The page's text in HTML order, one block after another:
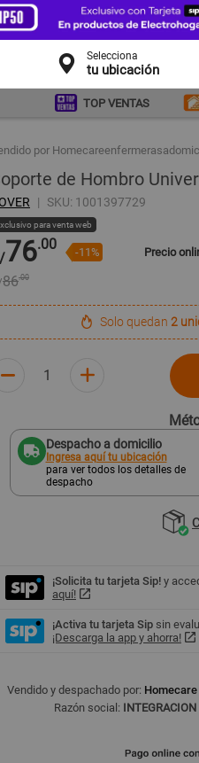
Selecciona
tu ubicación
TOP VENTAS
por
de Hombro
SKU: 1001397729
para venta web
76.00 -11% Precio
86.00
Solo quedan2
Despacho a domicilio
Ingresa aquí tu ubicación
para ver todos los detalles de
despacho
¡Solicita tu tarjeta Sip! y
aquí!
¡Activa tu tarjeta Sip sin
¡Descarga la app y ahorra!
Vendido y despachado por:
Razón social: